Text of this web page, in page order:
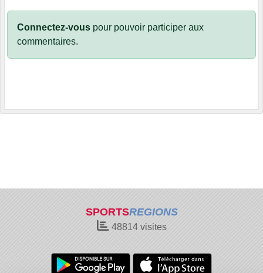
Connectez-vous pour pouvoir participer aux
commentaires.
SPORTSREGIONS
48814visites